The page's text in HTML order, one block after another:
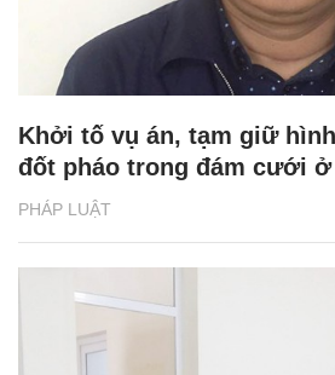
PHÁP LUẬT
Khởi tố vụ án, tạm giữ
đốt pháo trong đám cưới ở